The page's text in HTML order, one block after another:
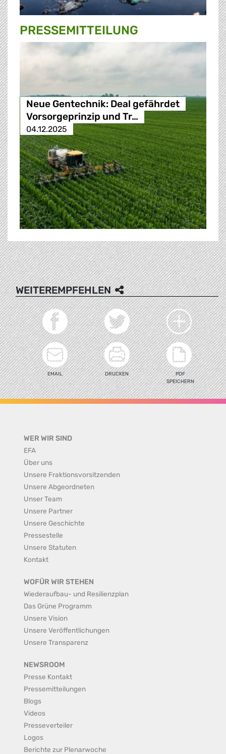
PRESSE­MITTEILUNG
Neue Gentechnik: Deal gefährdet
Vorsorgeprinzip und Tr…
04.12.2025
WEITEREMPFEHLEN
EMAIL DRUCKEN
PDF
SPEICHERN
WER WIR SIND
EFA
Über uns
Unsere Fraktionsvorsitzenden
Unsere Abgeordneten
Unser Team
Unsere Partner
Unsere Geschichte
Pressestelle
Unsere Statuten
Kontakt
WOFÜR WIR STEHEN
Wiederaufbau- und Resilienzplan
Das Grüne Programm
Unsere Vision
Unsere Veröffentlichungen
Unsere Transparenz
NEWSROOM
Presse Kontakt
Pressemitteilungen
Blogs
Videos
Presseverteiler
Logos
Berichte zur Plenarwoche